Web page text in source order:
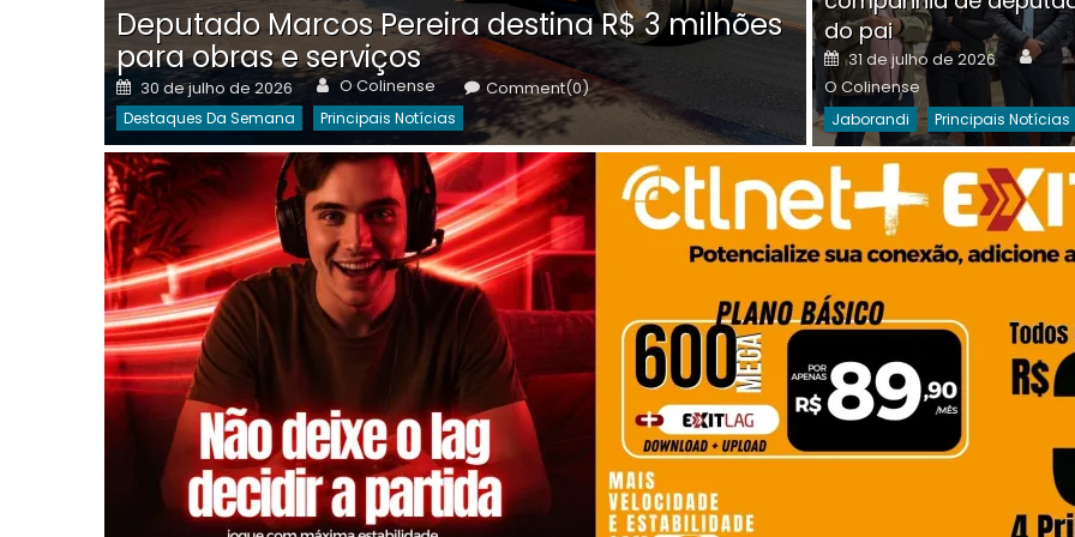
Deputado Marcos Pereira destina R$ 3 milhões
para obras e serviços
Posted
on
30 de julho de 2026 Author
O Colinense Comment(0)
Destaques Da Semana Principais Notícias
on
30 de julho de 2026 O
Destaques Da Semana
do pai
Posted
on
31 de julho de 2026
O Colinense
Jaborandi Principais Notícias